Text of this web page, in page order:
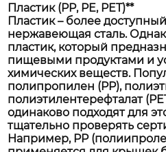
Пластик (PP, PE, PET)**
Пластик – более
нержавеющая сталь.
пластик, который
пищевыми продуктами и
химических веществ.
полипропилен (PP),
полиэтилентерефталат
одинаково подходят для
тщательно проверять
Например, PP